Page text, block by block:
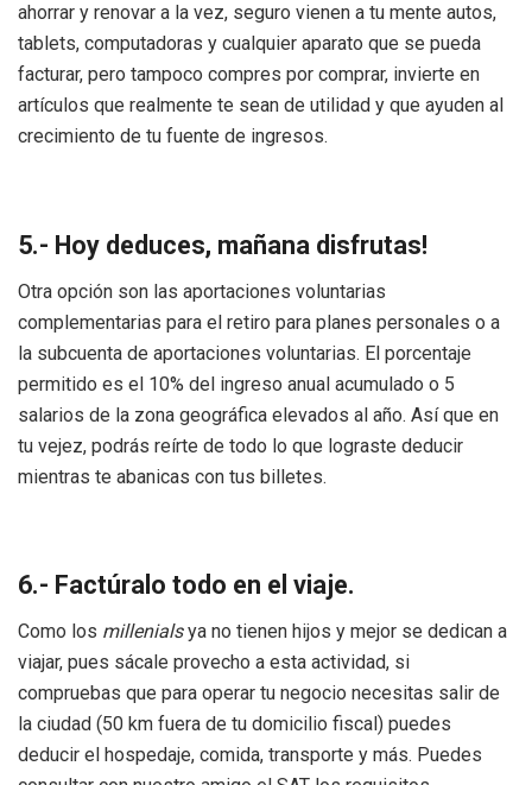
ahorrar y renovar a la vez, seguro vienen a tu mente autos,
tablets, computadoras y cualquier aparato que se pueda
facturar, pero tampoco compres por comprar, invierte en
artículos que realmente te sean de utilidad y que ayuden al
crecimiento de tu fuente de ingresos.
5.- Hoy deduces, mañana disfrutas!
Otra opción son las aportaciones voluntarias
complementarias para el retiro para planes personales o a
la subcuenta de aportaciones voluntarias. El porcentaje
permitido es el 10% del ingreso anual acumulado o 5
salarios de la zona geográfica elevados al año. Así que en
tu vejez, podrás reírte de todo lo que lograste deducir
mientras te abanicas con tus billetes.
6.- Factúralo todo en el viaje.
Como los millenialsya no tienen hijos y mejor se dedican a
viajar, pues sácale provecho a esta actividad, si
compruebas que para operar tu negocio necesitas salir de
la ciudad (50 km fuera de tu domicilio fiscal) puedes
deducir el hospedaje, comida, transporte y más. Puedes